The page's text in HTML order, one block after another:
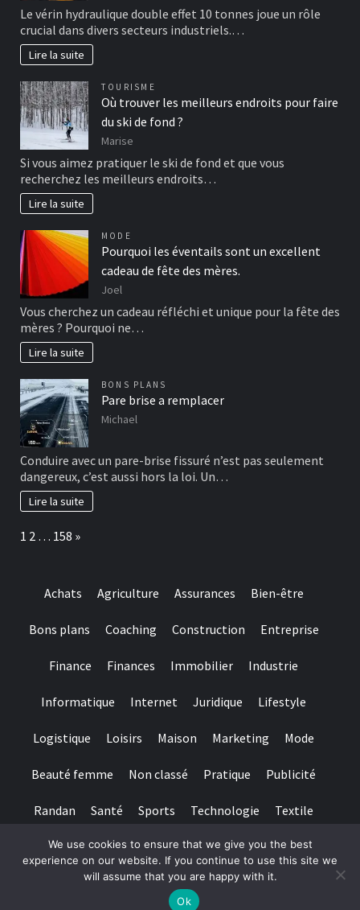
Le vérin hydraulique double effet 10 tonnes joue un rôle
crucial dans divers secteurs industriels.…
Lire la suite
TOURISME
Où trouver les meilleurs endroits pour faire
du ski de fond ?
Marise
Si vous aimez pratiquer le ski de fond et que vous
recherchez les meilleurs endroits…
Lire la suite
MODE
Pourquoi les éventails sont un excellent
cadeau de fête des mères.
Joel
Vous cherchez un cadeau réfléchi et unique pour la fête des
mères ? Pourquoi ne…
Lire la suite
BONS PLANS
Pare brise a remplacer
Michael
Conduire avec un pare-brise fissuré n’est pas seulement
dangereux, c’est aussi hors la loi. Un…
Lire la suite
Page:
1 2 … 158 Next
»
Achats Agriculture Assurances Bien-être
Bons plans Coaching Construction Entreprise
Finance Finances Immobilier Industrie
Informatique Internet Juridique Lifestyle
Logistique Loisirs Maison Marketing Mode
Beauté femme Non classé Pratique Publicité
Randan Santé Sports Technologie Textile
Tourisme Transports Transports de personnes
Copyright © All rights reserved. |Magazine 7
We use cookies to ensure that we give you the best
experience on our website. If you continue to use this site we
will assume that you are happy with it.
Ok